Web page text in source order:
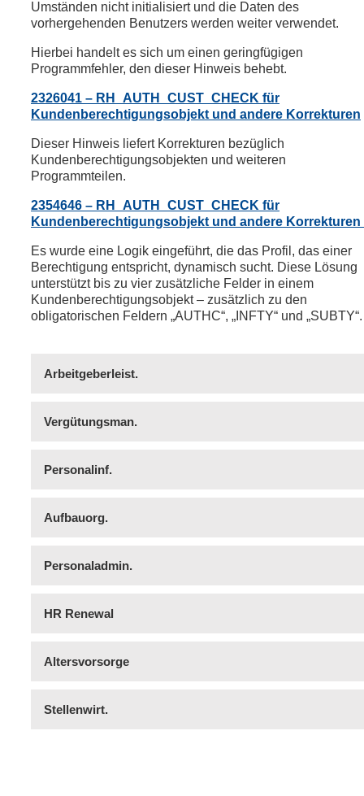
Umständen nicht initialisiert und die Daten des
vorhergehenden Benutzers werden weiter verwendet.
Hierbei handelt es sich um einen geringfügigen
Programmfehler, den dieser Hinweis behebt.
2326041 – RH_AUTH_CUST_CHECK für
Kundenberechtigungsobjekt und andere Korrekturen
Dieser Hinweis liefert Korrekturen bezüglich
Kundenberechtigungsobjekten und weiteren
Programmteilen.
2354646 – RH_AUTH_CUST_CHECK für
Kundenberechtigungsobjekt und andere Korrekturen
Es wurde eine Logik eingeführt, die das Profil, das einer
Berechtigung entspricht, dynamisch sucht. Diese Lösung
unterstützt bis zu vier zusätzliche Felder in einem
Kundenberechtigungsobjekt – zusätzlich zu den
obligatorischen Feldern „AUTHC“, „INFTY“ und „SUBTY“.
Arbeitgeberleist.
Vergütungsman.
Personalinf.
Aufbauorg.
Personaladmin.
HR Renewal
Altersvorsorge
Stellenwirt.